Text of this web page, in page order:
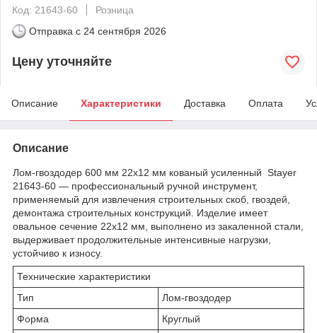
Код: 21643-60
Розница
Отправка с 24 сентября 2026
Цену уточняйте
Описание Характеристики Доставка Оплата
Описание
Лом-гвоздодер 600 мм 22х12 мм кованый усиленный Stayer
21643-60 — профессиональный ручной инструмент,
применяемый для извлечения строительных скоб, гвоздей,
демонтажа строительных конструкций. Изделие имеет
овальное сечение 22х12 мм, выполнено из закаленной стали,
выдерживает продолжительные интенсивные нагрузки,
устойчиво к износу.
Технические характеристики
Тип
Лом-гвоздодер
Форма
Круглый